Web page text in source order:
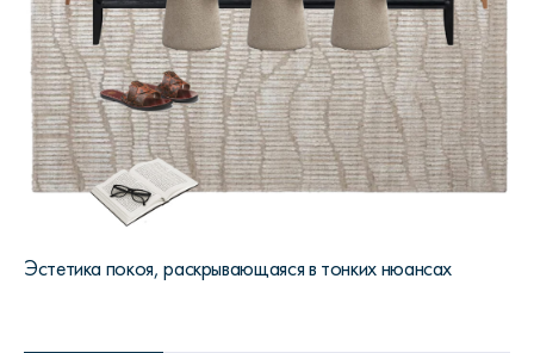
Эстетика покоя, раскрывающаяся в тонких нюансах